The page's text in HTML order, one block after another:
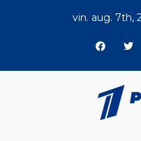
vin. aug. 7th,